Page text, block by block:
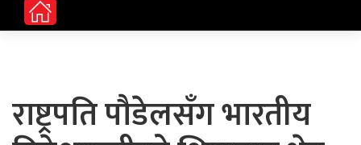
राष्ट्रपति पौडेलसँग भारतीय